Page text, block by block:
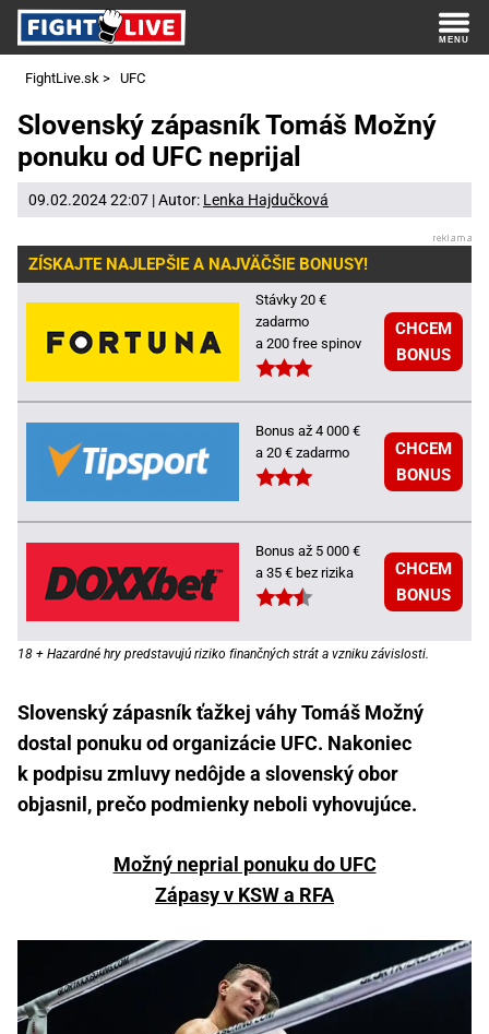
FightLive.sk > UFC
Slovenský zápasník Tomáš Možný
ponuku od UFC neprijal
09.02.2024 22:07 | Autor: Lenka Hajdučková
ZÍSKAJTE NAJLEPŠIE A NAJVÄČŠIE BONUSY!
Stávky 20 €
zadarmo
a 200 free spinov
CHCEM
BONUS
Bonus až 4 000 €
a 20 € zadarmo
CHCEM
BONUS
Bonus až 5 000 €
a 35 € bez rizika
CHCEM
BONUS
18 + Hazardné hry predstavujú riziko finančných strát a vzniku závislosti.
Slovenský zápasník ťažkej váhy Tomáš Možný
dostal ponuku od organizácie UFC. Nakoniec
k podpisu zmluvy nedôjde a slovenský obor
objasnil, prečo podmienky neboli vyhovujúce.
Možný neprial ponuku do UFC
Zápasy v KSW a RFA